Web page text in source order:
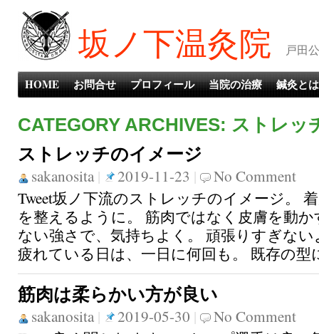
坂ノ下温灸院 戸田
HOME お問合せ プロフィール 当院の治療 鍼灸とは
CATEGORY ARCHIVES: ストレッ
ストレッチのイメージ
sakanosita| 2019-11-23 |
No Comment
Tweet坂ノ下流のストレッチのイメージ。
を整えるように。 筋肉ではなく皮膚を動
ない強さで、気持ちよく。 頑張りすぎな
疲れている日は、一日に何回も。 既存の
筋肉は柔らかい方が良い
sakanosita| 2019-05-30 |
No Comment